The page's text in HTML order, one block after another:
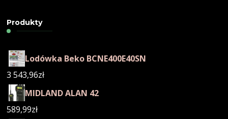
Produkty
Lodówka Beko BCNE400E40SN
3 543,96zł
MIDLAND ALAN 42
589,99zł